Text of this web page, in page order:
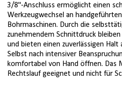
3/8"-Anschluss ermöglicht einen
Werkzeugwechsel an
Bohrmaschinen. Durch die
zunehmendem Schnittdruck
und bieten einen zuverlässigen Halt
Selbst nach intensiver
komfortabel von Hand öffnen. Das
Rechtslauf geeignet und nicht für